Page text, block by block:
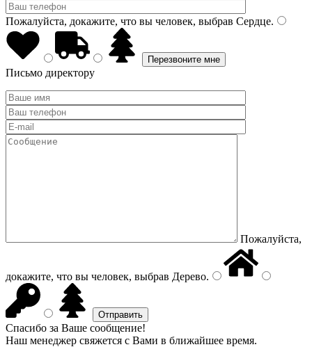
Пожалуйста, докажите, что вы человек, выбрав Сердце.
Письмо директору
Пожалуйста,
докажите, что вы человек, выбрав Дерево.
Спасибо за Ваше сообщение!
Наш менеджер свяжется с Вами в ближайшее время.